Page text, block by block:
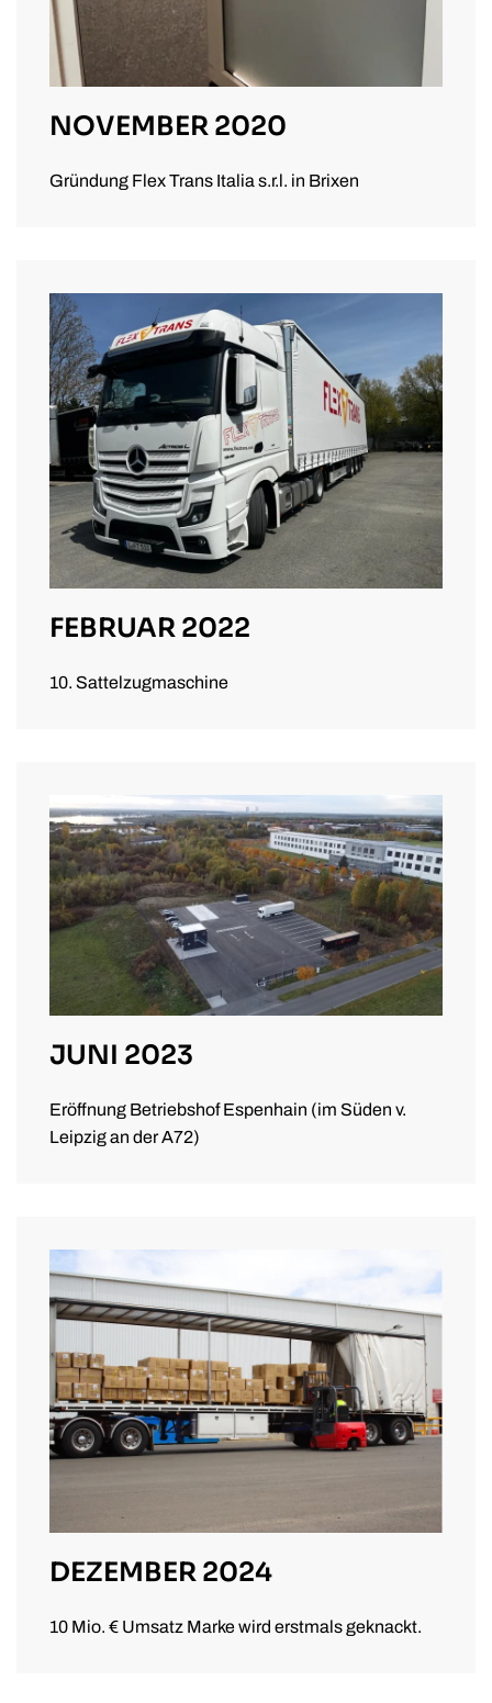
NOVEMBER 2020
Gründung Flex Trans Italia s.r.l. in Brixen
FEBRUAR 2022
10. Sattelzugmaschine
JUNI 2023
Eröffnung Betriebshof Espenhain (im Süden v.
Leipzig an der A72)
DEZEMBER 2024
10 Mio. € Umsatz Marke wird erstmals geknackt.